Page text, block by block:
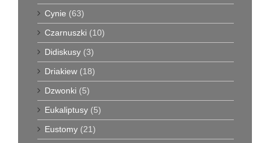
Cynie (63)
Czarnuszki (10)
Didiskusy (3)
Driakiew (18)
Dzwonki (5)
Eukaliptusy (5)
Eustomy (21)